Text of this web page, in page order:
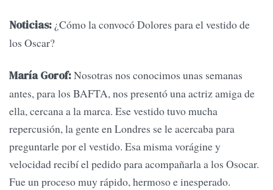
Noticias: ¿Cómo la convocó Dolores para el vestido de
los Oscar?
María Gorof:Nosotras nos conocimos unas semanas
antes, para los BAFTA, nos presentó una actriz amiga de
ella, cercana a la marca. Ese vestido tuvo mucha
repercusión, la gente en Londres se le acercaba para
preguntarle por el vestido. Esa misma vorágine y
velocidad recibí el pedido para acompañarla a los Osocar.
Fue un proceso muy rápido, hermoso e inesperado.